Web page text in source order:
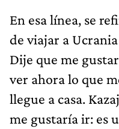
En esa línea, se
de viajar a
Dije que me
ver ahora lo que
llegue a casa.
me gustaría ir: es